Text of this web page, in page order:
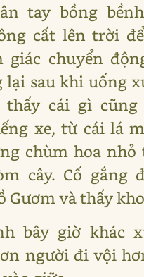
tay bồng
cất lên trời
giác chuyển
lại sau khi uống
thấy cái gì
xe, từ cái lá
chùm hoa nhỏ
cây. Cố gắng
Gươm và thấy
bây giờ khác
người đi vội